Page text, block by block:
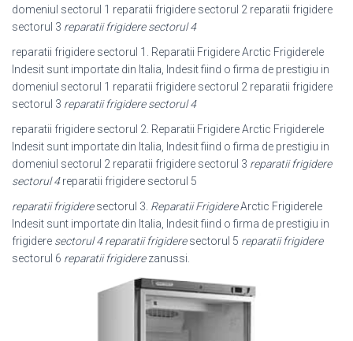
domeniul sectorul 1 reparatii frigidere sectorul 2 reparatii frigidere
sectorul 3 reparatii frigidere sectorul 4
reparatii frigidere sectorul 1. Reparatii Frigidere Arctic Frigiderele
Indesit sunt importate din Italia, Indesit fiind o firma de prestigiu in
domeniul sectorul 1 reparatii frigidere sectorul 2 reparatii frigidere
sectorul 3 reparatii frigidere sectorul 4
reparatii frigidere sectorul 2. Reparatii Frigidere Arctic Frigiderele
Indesit sunt importate din Italia, Indesit fiind o firma de prestigiu in
domeniul sectorul 2 reparatii frigidere sectorul 3 reparatii frigidere
sectorul 4reparatii frigidere sectorul 5
reparatii frigideresectorul 3. Reparatii FrigidereArctic Frigiderele
Indesit sunt importate din Italia, Indesit fiind o firma de prestigiu in
frigidere sectorul 4 reparatii frigideresectorul 5 reparatii frigidere
sectorul 6 reparatii frigiderezanussi.